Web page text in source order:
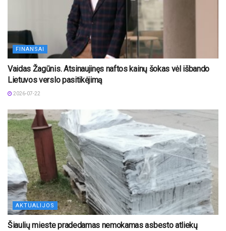
FINANSAI
Vaidas Žagūnis. Atsinaujinęs naftos kainų šokas vėl išbando
Lietuvos verslo pasitikėjimą
2026-07-22
AKTUALIJOS
Šiaulių mieste pradedamas nemokamas asbesto atliekų